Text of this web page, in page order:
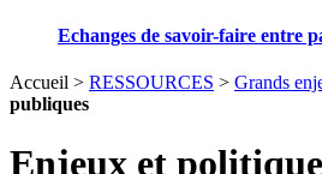
Echanges de savoir-faire entre
Accueil > RESSOURCES > Grands
publiques
Enjeux et